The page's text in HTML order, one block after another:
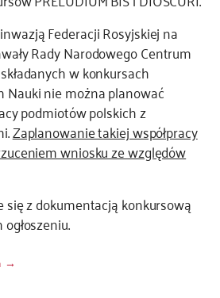
Federacji Rosyjskiej na
Rady Narodowego Centrum
w konkursach
Nauki nie można planować
podmiotów polskich z
Zaplanowanie takiej współpracy
wniosku ze względów
się z dokumentacją konkursową